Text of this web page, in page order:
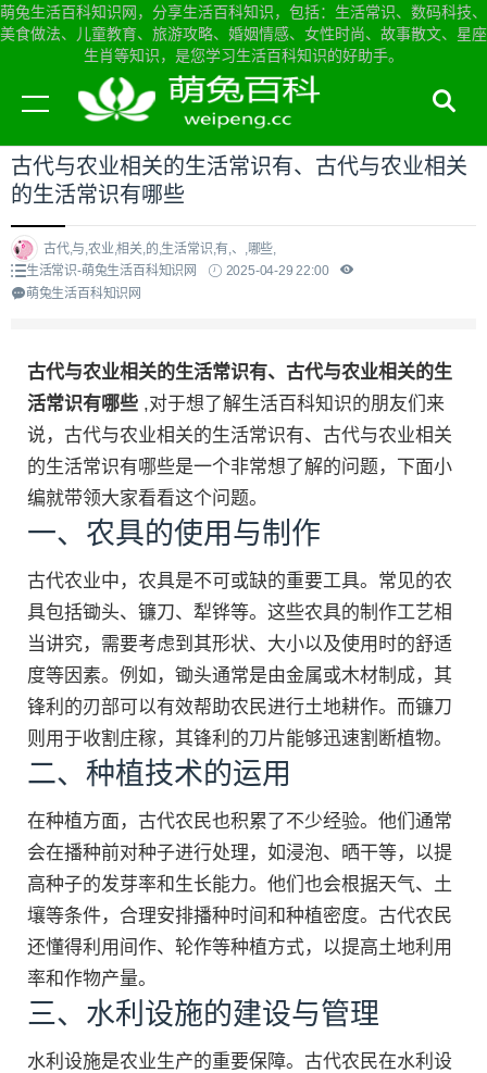
萌兔生活百科知识网，分享生活百科知识，包括：生活常识、数码科技、
美食做法、儿童教育、旅游攻略、婚姻情感、女性时尚、故事散文、星座
生肖等知识，是您学习生活百科知识的好助手。
当前位置： 萌兔生活百科知识网首页>生活常识
古代与农业相关的生活常识有、古代与农业相关
的生活常识有哪些
古代,与,农业,相关,的,生活常识,有,、,哪些,
生活常识-萌兔生活百科知识网
2025-04-29 22:00
萌兔生活百科知识网
古代与农业相关的生活常识有、古代与农业相关的生
活常识有哪些 ,对于想了解生活百科知识的朋友们来
说，古代与农业相关的生活常识有、古代与农业相关
的生活常识有哪些是一个非常想了解的问题，下面小
编就带领大家看看这个问题。
一、农具的使用与制作
古代农业中，农具是不可或缺的重要工具。常见的农
具包括锄头、镰刀、犁铧等。这些农具的制作工艺相
当讲究，需要考虑到其形状、大小以及使用时的舒适
度等因素。例如，锄头通常是由金属或木材制成，其
锋利的刃部可以有效帮助农民进行土地耕作。而镰刀
则用于收割庄稼，其锋利的刀片能够迅速割断植物。
二、种植技术的运用
在种植方面，古代农民也积累了不少经验。他们通常
会在播种前对种子进行处理，如浸泡、晒干等，以提
高种子的发芽率和生长能力。他们也会根据天气、土
壤等条件，合理安排播种时间和种植密度。古代农民
还懂得利用间作、轮作等种植方式，以提高土地利用
率和作物产量。
三、水利设施的建设与管理
水利设施是农业生产的重要保障。古代农民在水利设